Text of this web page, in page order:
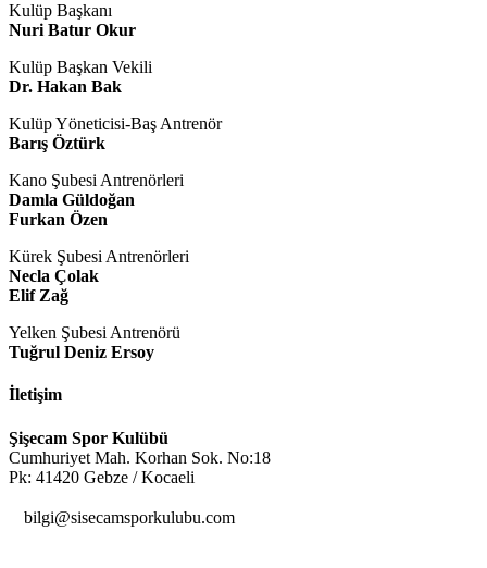
Kulüp Başkanı
Nuri Batur Okur
Kulüp Başkan Vekili
Dr. Hakan Bak
Kulüp Yöneticisi-Baş Antrenör
Barış Öztürk
Kano Şubesi Antrenörleri
Damla Güldoğan
Furkan Özen
Kürek Şubesi Antrenörleri
Necla Çolak
Elif Zağ
Yelken Şubesi Antrenörü
Tuğrul Deniz Ersoy
İletişim
Şişecam Spor Kulübü
Cumhuriyet Mah. Korhan Sok. No:18
Pk: 41420 Gebze / Kocaeli
bilgi@sisecamsporkulubu.com